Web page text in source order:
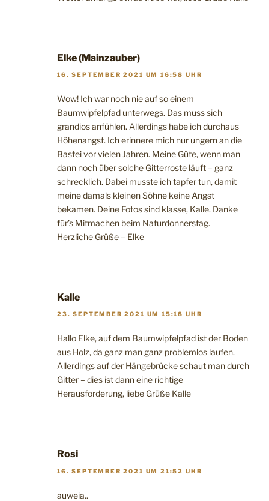
Elke (Mainzauber)
16. SEPTEMBER 2021 UM 16:58 UHR
Wow! Ich war noch nie auf so einem
Baumwipfelpfad unterwegs. Das muss sich
grandios anfühlen. Allerdings habe ich durchaus
Höhenangst. Ich erinnere mich nur ungern an die
Bastei vor vielen Jahren. Meine Güte, wenn man
dann noch über solche Gitterroste läuft – ganz
schrecklich. Dabei musste ich tapfer tun, damit
meine damals kleinen Söhne keine Angst
bekamen. Deine Fotos sind klasse, Kalle. Danke
für’s Mitmachen beim Naturdonnerstag.
Herzliche Grüße – Elke
Kalle
23. SEPTEMBER 2021 UM 15:18 UHR
Hallo Elke, auf dem Baumwipfelpfad ist der Boden
aus Holz, da ganz man ganz problemlos laufen.
Allerdings auf der Hängebrücke schaut man durch
Gitter – dies ist dann eine richtige
Herausforderung, liebe Grüße Kalle
Rosi
16. SEPTEMBER 2021 UM 21:52 UHR
auweia..